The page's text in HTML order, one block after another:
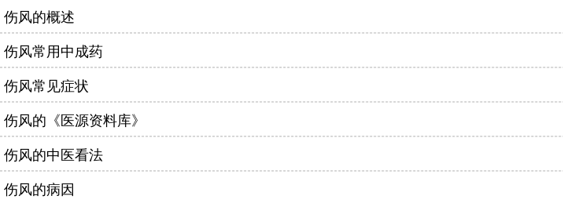
伤风的概述
伤风常用中成药
伤风常见症状
伤风的《医源资料库》
伤风的中医看法
伤风的病因